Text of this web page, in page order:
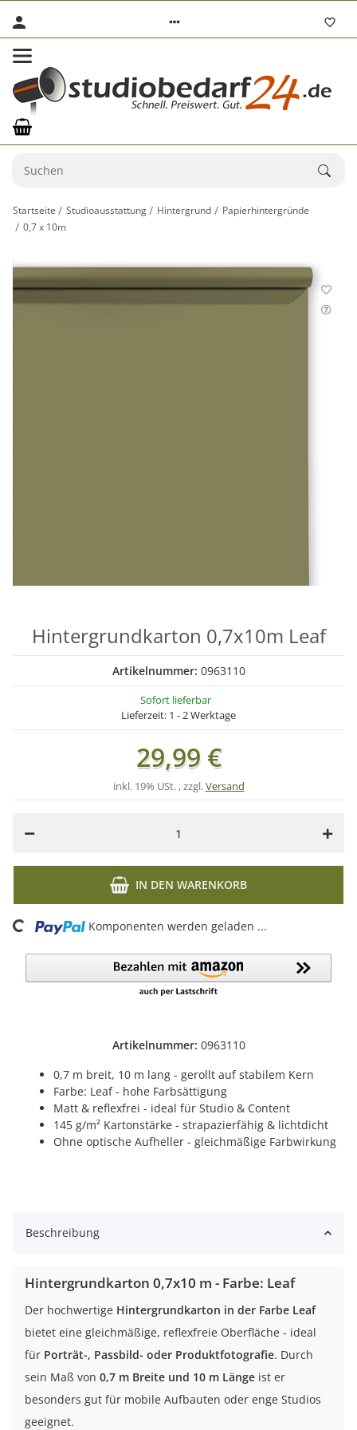
Startseite Studioausstattung Hintergrund
Papierhintergründe
0,7 x 10m
Artikelnummer: 0963110
0,7 m breit, 10 m lang - gerollt auf stabilem Kern
Farbe: Leaf - hohe Farbsättigung
Matt & reflexfrei - ideal für Studio & Content
145 g/m² Kartonstärke - strapazierfähig & lichtdicht
Ohne optische Aufheller - gleichmäßige Farbwirkung
Hintergrundkarton 0,7x10m Leaf
Artikelnummer: 0963110
Sofort lieferbar
Lieferzeit: 1 - 2 Werktage
29,99 €
inkl. 19% USt. , zzgl.Versand
IN DEN WARENKORB
Komponenten werden geladen ...
Beschreibung
Hintergrundkarton 0,7x10 m - Farbe: Leaf
Der hochwertige Hintergrundkarton in der Farbe Leaf
bietet eine gleichmäßige, reflexfreie Oberfläche - ideal
für Porträt-, Passbild- oder Produktfotografie. Durch
sein Maß von 0,7 m Breite und 10 m Länge ist er
besonders gut für mobile Aufbauten oder enge Studios
geeignet.